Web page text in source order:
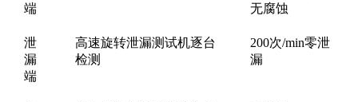
端
无腐蚀
泄
漏
端
高速旋转泄漏测试机逐台
检测
200次/min零泄
漏